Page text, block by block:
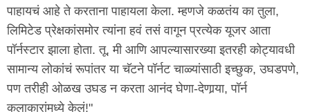
पाहायचं आहे ते करताना पाहायला केला. म्हणजे कळतंय का तुला,
लिमिटेड प्रेक्षकांसमोर त्यांना हवं तसं वागून प्रत्येक यूजर आता
पॉर्नस्टार झाला होता. तू, मी आणि आपल्यासारख्या इतरही कोट्यावधी
सामान्य लोकांचं रूपांतर या चॅटने पॉर्नट चाळ्यांसाठी इच्छुक, उघडपणे,
पण तरीही ओळख उघड न करता आनंद घेणा-देणार्‍या, पॉर्न
कलाकारांमध्ये केलं!"